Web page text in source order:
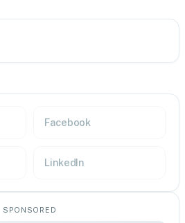
Facebook
LinkedIn
SPONSORED